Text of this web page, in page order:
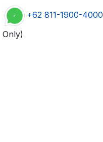
+62 811-1900-4000
Only)